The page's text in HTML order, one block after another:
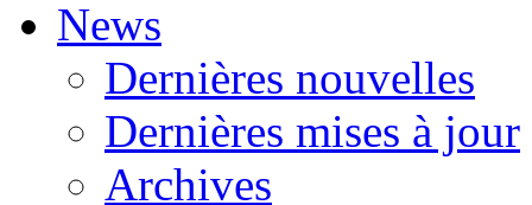
News
Dernières nouvelles
Dernières mises à jour
Archives